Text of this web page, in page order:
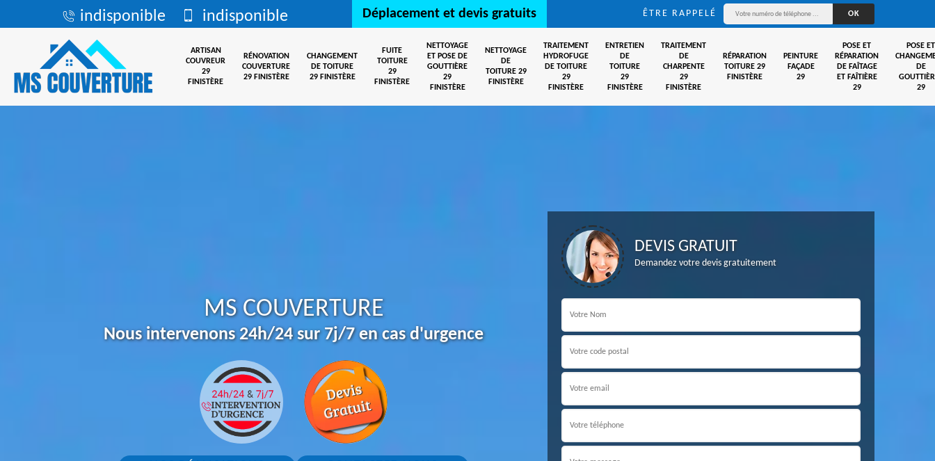
indisponible indisponible Déplacement et devis gratuits ÊTRE RAPPELÉ
ARTISAN
COUVREUR
29
FINISTÈRE
RÉNOVATION
COUVERTURE
29 FINISTÈRE
CHANGEMENT
DE TOITURE
29 FINISTÈRE
FUITE
TOITURE
29
FINISTÈRE
NETTOYAGE
ET POSE DE
GOUTTIÈRE
29
FINISTÈRE
NETTOYAGE
DE
TOITURE 29
FINISTÈRE
TRAITEMENT
HYDROFUGE
DE TOITURE
29
FINISTÈRE
ENTRETIEN
DE
TOITURE
29
FINISTÈRE
TRAITEMENT
DE
CHARPENTE
29
FINISTÈRE
RÉPARATION
TOITURE 29
FINISTÈRE
PEINTURE
FAÇADE
29
POSE ET
RÉPARATION
DE FAÎTAGE
ET FAÎTIÈRE
29
POSE ET
DE
29
MS COUVERTURE
Nous intervenons 24h/24 sur 7j/7 en cas d'urgence
DEVIS GRATUIT
Demandez votre devis gratuitement